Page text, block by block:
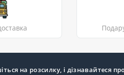
на розсилку, і дізнавайтеся